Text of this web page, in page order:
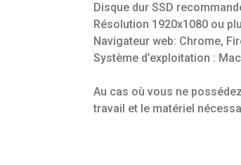
Disque dur SSD
Résolution 1920x1080 ou
Navigateur web: Chrome,
Système d’exploitation :
Au cas où vous ne
travail et le matériel